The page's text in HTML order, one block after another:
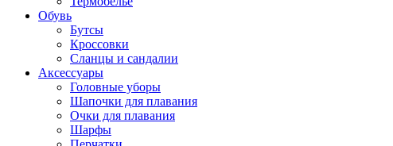
Обувь
Бутсы
Кроссовки
Сланцы и сандалии
Аксессуары
Головные уборы
Шапочки для плавания
Очки для плавания
Шарфы